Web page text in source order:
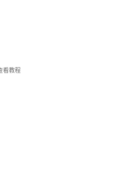
看教程